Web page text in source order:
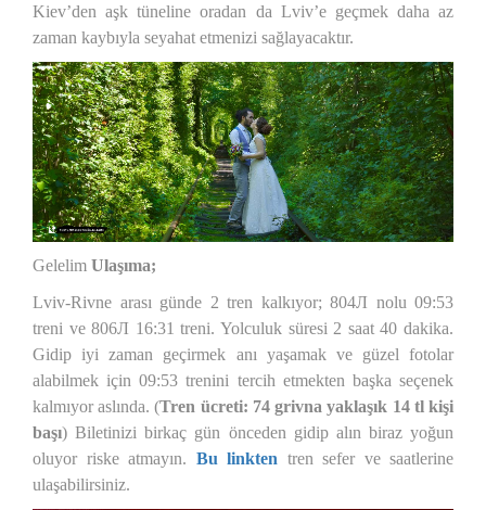
Kiev’den aşk tüneline oradan da Lviv’e geçmek daha az
zaman kaybıyla seyahat etmenizi sağlayacaktır.
Gelelim Ulaşıma;
Lviv-Rivne arası günde 2 tren kalkıyor; 804Л nolu 09:53
treni ve 806Л 16:31 treni. Yolculuk süresi 2 saat 40 dakika.
Gidip iyi zaman geçirmek anı yaşamak ve güzel fotolar
alabilmek için 09:53 trenini tercih etmekten başka seçenek
kalmıyor aslında. (Tren ücreti: 74 grivna yaklaşık 14 tl kişi
başı) Biletinizi birkaç gün önceden gidip alın biraz yoğun
oluyor riske atmayın. Bu linkten tren sefer ve saatlerine
ulaşabilirsiniz.